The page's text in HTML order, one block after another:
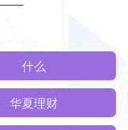
什么
华夏理财